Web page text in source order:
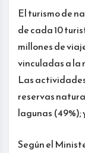
El turismo de
de cada 10
millones de
vinculadas a la
Las
reservas
lagunas (49%);
Según el